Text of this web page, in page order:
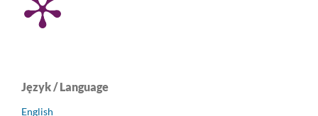
Język / Language
English